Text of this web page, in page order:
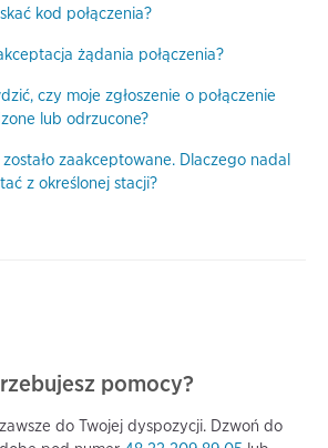
kod połączenia?
żądania połączenia?
czy moje zgłoszenie o połączenie
lub odrzucone?
zostało zaakceptowane. Dlaczego nadal
z określonej stacji?
pomocy?
do Twojej dyspozycji. Dzwoń do